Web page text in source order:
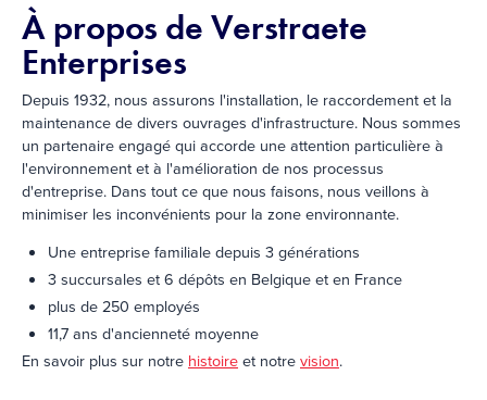
À propos de Verstraete
Enterprises
Depuis 1932, nous assurons l'installation, le raccordement et la
maintenance de divers ouvrages d'infrastructure. Nous sommes
un partenaire engagé qui accorde une attention particulière à
l'environnement et à l'amélioration de nos processus
d'entreprise. Dans tout ce que nous faisons, nous veillons à
minimiser les inconvénients pour la zone environnante.
Une entreprise familiale depuis 3 générations
3 succursales et 6 dépôts en Belgique et en France
plus de 250 employés
11,7 ans d'ancienneté moyenne
En savoir plus sur notre histoireet notrevision.